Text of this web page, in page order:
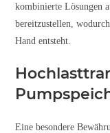
kombinierte Lösungen
bereitzustellen,
Hand entsteht.
Eine besondere